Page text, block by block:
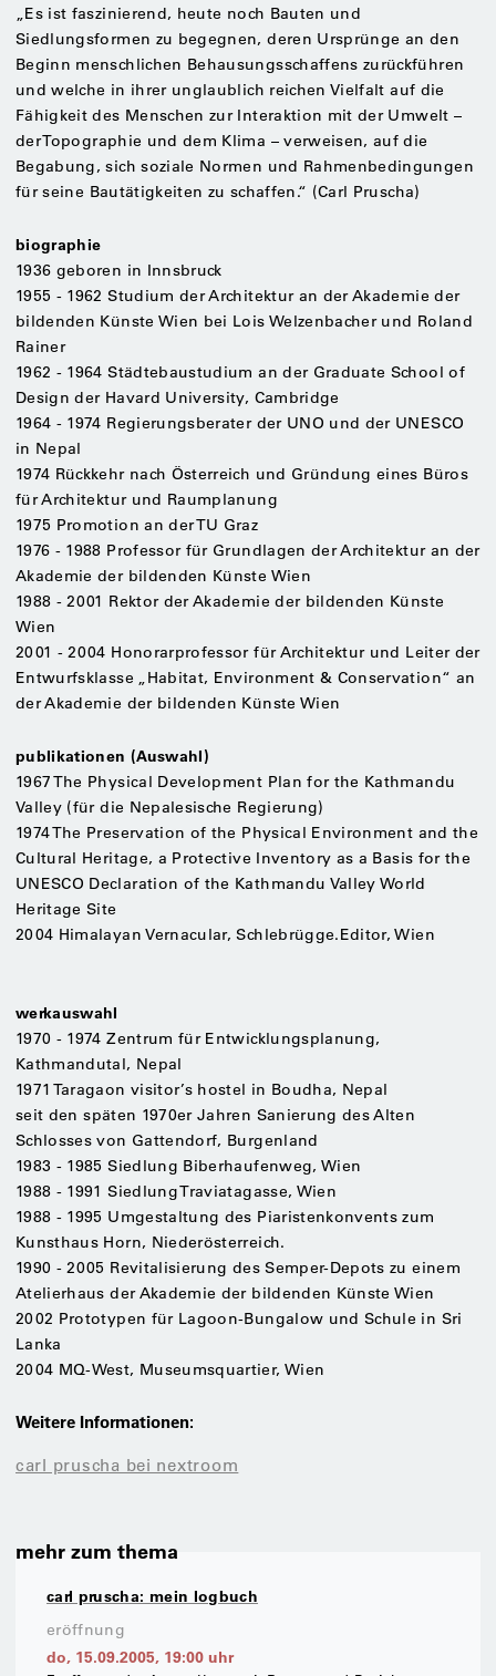
„Es ist faszinierend, heute noch Bauten und
Siedlungsformen zu begegnen, deren Ursprünge an den
Beginn menschlichen Behausungsschaffens zurückführen
und welche in ihrer unglaublich reichen Vielfalt auf die
Fähigkeit des Menschen zur Interaktion mit der Umwelt –
der Topographie und dem Klima – verweisen, auf die
Begabung, sich soziale Normen und Rahmenbedingungen
für seine Bautätigkeiten zu schaffen.“ (Carl Pruscha)
biographie
1936 geboren in Innsbruck
1955 - 1962 Studium der Architektur an der Akademie der
bildenden Künste Wien bei Lois Welzenbacher und Roland
Rainer
1962 - 1964 Städtebaustudium an der Graduate School of
Design der Havard University, Cambridge
1964 - 1974 Regierungsberater der UNO und der UNESCO
in Nepal
1974 Rückkehr nach Österreich und Gründung eines Büros
für Architektur und Raumplanung
1975 Promotion an der TU Graz
1976 - 1988 Professor für Grundlagen der Architektur an der
Akademie der bildenden Künste Wien
1988 - 2001 Rektor der Akademie der bildenden Künste
Wien
2001 - 2004 Honorarprofessor für Architektur und Leiter der
Entwurfsklasse „Habitat, Environment & Conservation“ an
der Akademie der bildenden Künste Wien
publikationen (Auswahl)
1967 The Physical Development Plan for the Kathmandu
Valley (für die Nepalesische Regierung)
1974 The Preservation of the Physical Environment and the
Cultural Heritage, a Protective Inventory as a Basis for the
UNESCO Declaration of the Kathmandu Valley World
Heritage Site
2004 Himalayan Vernacular, Schlebrügge.Editor, Wien
werkauswahl
1970 - 1974 Zentrum für Entwicklungsplanung,
Kathmandutal, Nepal
1971 Taragaon visitor’s hostel in Boudha, Nepal
seit den späten 1970er Jahren Sanierung des Alten
Schlosses von Gattendorf, Burgenland
1983 - 1985 Siedlung Biberhaufenweg, Wien
1988 - 1991 Siedlung Traviatagasse, Wien
1988 - 1995 Umgestaltung des Piaristenkonvents zum
Kunsthaus Horn, Niederösterreich.
1990 - 2005 Revitalisierung des Semper-Depots zu einem
Atelierhaus der Akademie der bildenden Künste Wien
2002 Prototypen für Lagoon-Bungalow und Schule in Sri
Lanka
2004 MQ-West, Museumsquartier, Wien
Weitere Informationen:
carl pruscha bei nextroom
mehr zum thema
carl pruscha: mein logbuch
eröffnung
do, 15.09.2005, 19:00 uhr